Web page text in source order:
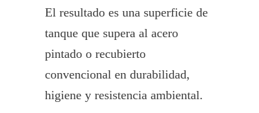
El resultado es una superficie de
tanque que supera al acero
pintado o recubierto
convencional en durabilidad,
higiene y resistencia ambiental.